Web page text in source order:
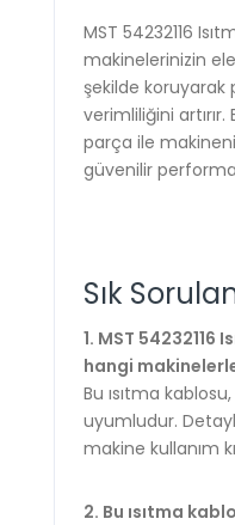
MST 54232116
makinelerinizin
şekilde koruyarak
verimliliğini
parça ile
güvenilir
Sık
1. MST 54232116
hangi
Bu ısıtma
uyumludur.
makine kullanım
2. Bu ısıtma